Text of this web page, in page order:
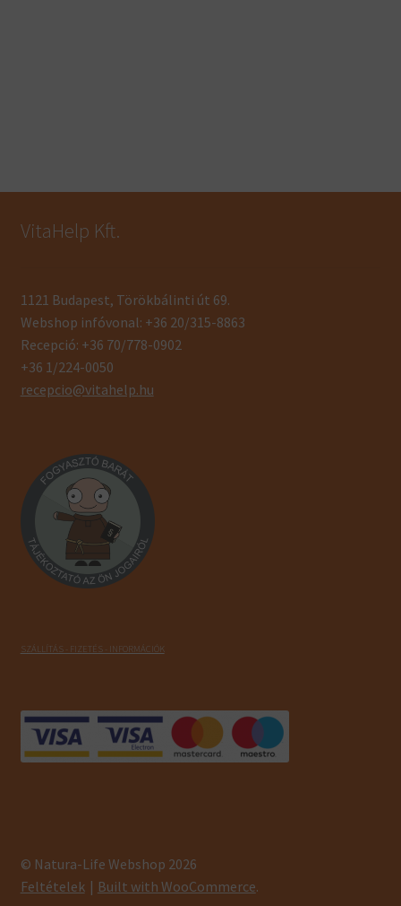
VitaHelp Kft.
1121 Budapest, Törökbálinti út 69.
Webshop infóvonal: +36 20/315-8863
Recepció: +36 70/778-0902
+36 1/224-0050
recepcio@vitahelp.hu
SZÁLLÍTÁS - FIZETÉS - INFORMÁCIÓK
© Natura-Life Webshop 2026
Feltételek
Built with WooCommerce.